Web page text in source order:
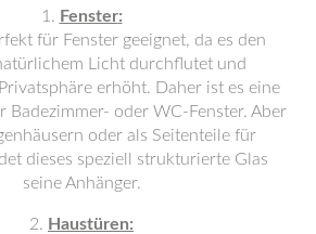
Fenster:
für Fenster geeignet, da es den
Licht durchflutet und
erhöht. Daher ist es eine
Badezimmer- oder WC-Fenster. Aber
oder als Seitenteile für
dieses speziell strukturierte Glas
seine Anhänger.
Haustüren: